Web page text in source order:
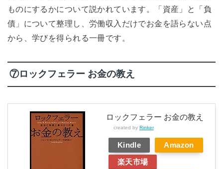
ものにするかについて説かれています。「資産」と「負
債」について整理し、労働収入だけでお金を語らない点
から、学びを得られる一冊です。
⑦ロックフェラー お金の教え
ロックフェラー お金の教え
created by Rinker
Kindle Amazon
楽天市場